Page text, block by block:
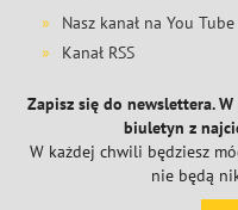
Nasz kanał na You Tube
Kanał RSS
Zapisz się do newslettera. W
biuletyn z
W każdej chwili będziesz
nie będą